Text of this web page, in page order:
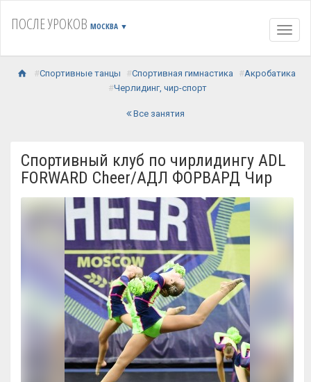
ПОСЛЕ УРОКОВ МОСКВА ▼
Спортивные танцы Спортивная гимнастика
Акробатика
Черлидинг, чир-спорт
Все занятия
Спортивный клуб по чирлидингу ADL
FORWARD Cheer/АДЛ ФОРВАРД Чир